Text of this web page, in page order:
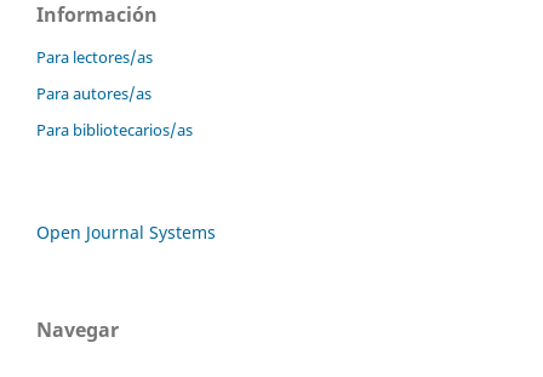
Información
Para lectores/as
Para autores/as
Para bibliotecarios/as
Open Journal Systems
Navegar